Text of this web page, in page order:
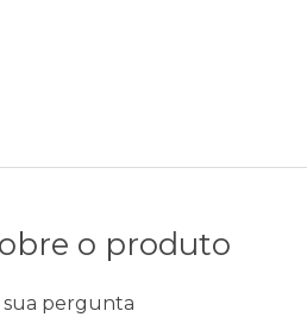
o produto
sua pergunta